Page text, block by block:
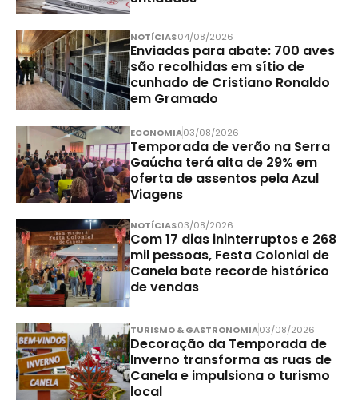
NOTÍCIAS04/08/2026
Enviadas para abate: 700 aves
são recolhidas em sítio de
cunhado de Cristiano Ronaldo
em Gramado
ECONOMIA03/08/2026
Temporada de verão na Serra
Gaúcha terá alta de 29% em
oferta de assentos pela Azul
Viagens
NOTÍCIAS03/08/2026
Com 17 dias ininterruptos e 268
mil pessoas, Festa Colonial de
Canela bate recorde histórico
de vendas
TURISMO & GASTRONOMIA03/08/2026
Decoração da Temporada de
Inverno transforma as ruas de
Canela e impulsiona o turismo
local